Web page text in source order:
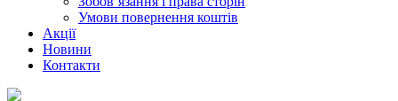
Умови повернення коштів
Акції
Новини
Контакти